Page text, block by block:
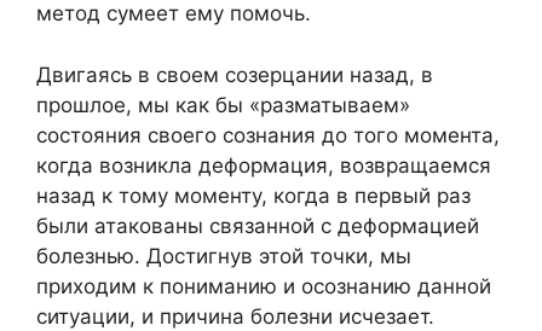
метод сумеет ему помочь.
Двигаясь в своем созерцании назад, в
прошлое, мы как бы «разматываем»
состояния своего сознания до того момента,
когда возникла деформация, возвращаемся
назад к тому моменту, когда в первый раз
были атакованы связанной с деформацией
болезнью. Достигнув этой точки, мы
приходим к пониманию и осознанию данной
ситуации, и причина болезни исчезает.